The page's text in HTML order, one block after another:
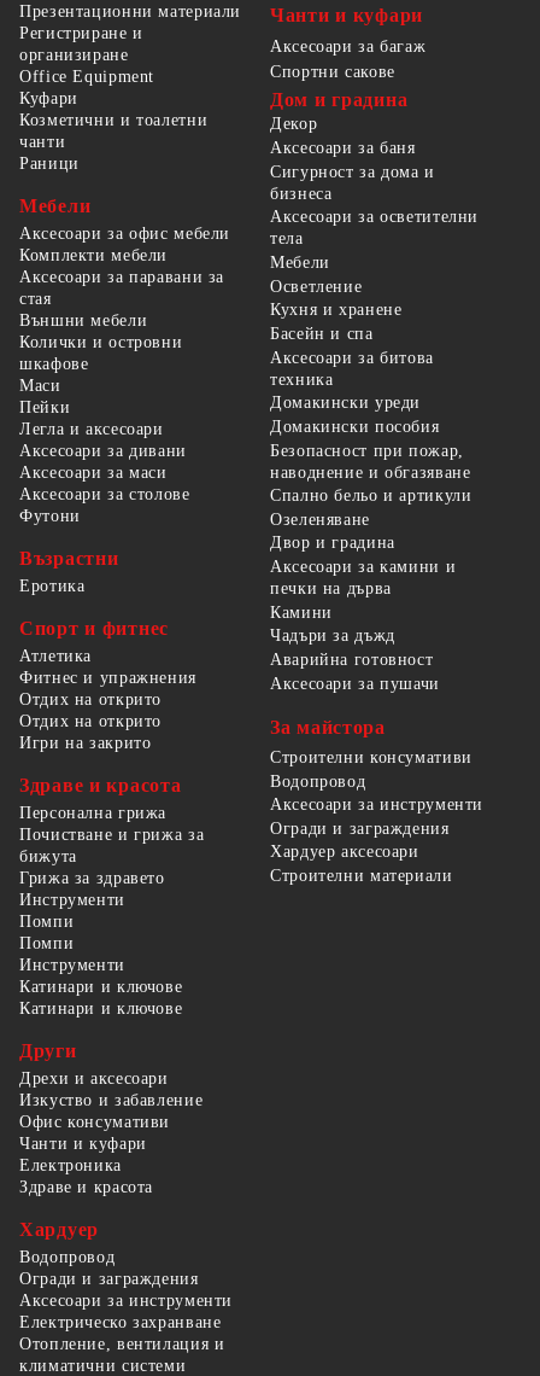
Презентационни материали
Регистриране и
организиране
Office Equipment
Чанти и куфари
Аксесоари за багаж
Спортни сакове
Куфари
Козметични и тоалетни
чанти
Раници
Мебели
Аксесоари за офис мебели
Комплекти мебели
Аксесоари за паравани за
стая
Външни мебели
Колички и островни
шкафове
Маси
Пейки
Легла и аксесоари
Аксесоари за дивани
Аксесоари за маси
Аксесоари за столове
Футони
Възрастни
Еротика
Спорт и фитнес
Атлетика
Фитнес и упражнения
Отдих на открито
Отдих на открито
Игри на закрито
Здраве и красота
Персонална грижа
Почистване и грижа за
бижута
Грижа за здравето
Дом и градина
Декор
Аксесоари за баня
Сигурност за дома и
бизнеса
Аксесоари за осветителни
тела
Мебели
Осветление
Кухня и хранене
Басейн и спа
Аксесоари за битова
техника
Домакински уреди
Домакински пособия
Безопасност при пожар,
наводнение и обгазяване
Спално бельо и артикули
Озеленяване
Двор и градина
Аксесоари за камини и
печки на дърва
Камини
Чадъри за дъжд
Аварийна готовност
Аксесоари за пушачи
За майстора
Строителни консумативи
Водопровод
Аксесоари за инструменти
Огради и заграждения
Хардуер аксесоари
Строителни материали
Инструменти
Помпи
Помпи
Инструменти
Катинари и ключове
Катинари и ключове
Други
Дрехи и аксесоари
Изкуство и забавление
Офис консумативи
Чанти и куфари
Електроника
Здраве и красота
Хардуер
Водопровод
Огради и заграждения
Аксесоари за инструменти
Електрическо захранване
Отопление, вентилация и
климатични системи